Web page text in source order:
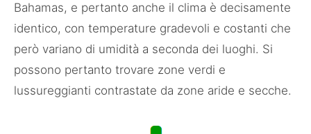
Bahamas, e pertanto anche il clima è decisamente
identico, con temperature gradevoli e costanti che
però variano di umidità a seconda dei luoghi. Si
possono pertanto trovare zone verdi e
lussureggianti contrastate da zone aride e secche.